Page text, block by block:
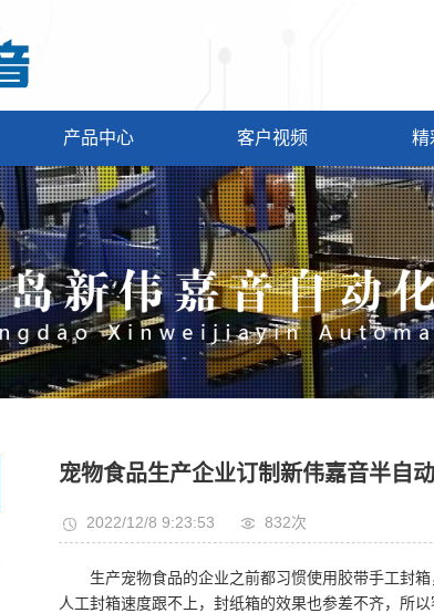
产品中心 客户视频 精
宠物食品生产企业订制新伟嘉音半自
2022/12/8 9:23:53 832次
生产宠物食品的企业之前都习惯使用胶带手工封
人工封箱速度跟不上，封纸箱的效果也参差不齐，所以